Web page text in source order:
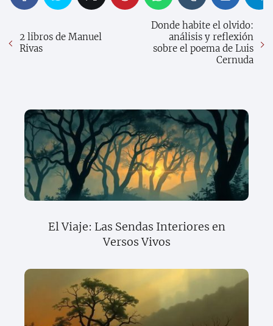
2 libros de Manuel
Rivas
Donde habite el olvido:
análisis y reflexión
sobre el poema de Luis
Cernuda
El Viaje: Las Sendas Interiores en
Versos Vivos